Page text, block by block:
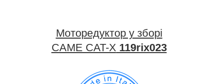
Моторедуктор у зборі
CAME CAT-X 119rix023